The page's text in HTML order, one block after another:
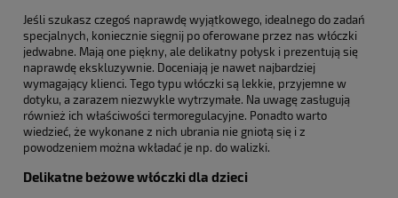
Jeśli szukasz czegoś naprawdę wyjątkowego, idealnego do zadań
specjalnych, koniecznie sięgnij po oferowane przez nas włóczki
jedwabne. Mają one piękny, ale delikatny połysk i prezentują się
naprawdę ekskluzywnie. Doceniają je nawet najbardziej
wymagający klienci. Tego typu włóczki są lekkie, przyjemne w
dotyku, a zarazem niezwykle wytrzymałe. Na uwagę zasługują
również ich właściwości termoregulacyjne. Ponadto warto
wiedzieć, że wykonane z nich ubrania nie gniotą się i z
powodzeniem można wkładać je np. do walizki.
Delikatne beżowe włóczki dla dzieci